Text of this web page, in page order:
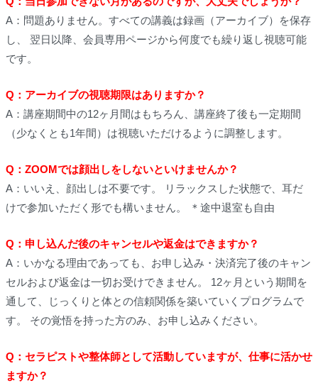
A：問題ありません。すべての講義は録画（アーカイブ）を保存
し、 翌日以降、会員専用ページから何度でも繰り返し視聴可能
です。
Q：アーカイブの視聴期限はありますか？
A：講座期間中の12ヶ月間はもちろん、講座終了後も一定期間
（少なくとも1年間）は視聴いただけるように調整します。
Q：ZOOMでは顔出しをしないといけませんか？
A：いいえ、顔出しは不要です。 リラックスした状態で、耳だ
けで参加いただく形でも構いません。 ＊途中退室も自由
Q：申し込んだ後のキャンセルや返金はできますか？
A：いかなる理由であっても、お申し込み・決済完了後のキャン
セルおよび返金は一切お受けできません。 12ヶ月という期間を
通して、じっくりと体との信頼関係を築いていくプログラムで
す。 その覚悟を持った方のみ、お申し込みください。
Q：セラピストや整体師として活動していますが、仕事に活かせ
ますか？